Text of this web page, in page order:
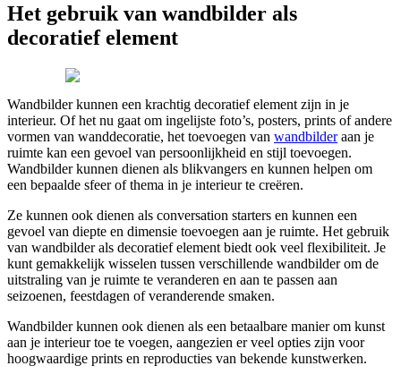
Het gebruik van wandbilder als
decoratief element
Wandbilder kunnen een krachtig decoratief element zijn in je
interieur. Of het nu gaat om ingelijste foto’s, posters, prints of andere
vormen van wanddecoratie, het toevoegen van wandbilderaan je
ruimte kan een gevoel van persoonlijkheid en stijl toevoegen.
Wandbilder kunnen dienen als blikvangers en kunnen helpen om
een bepaalde sfeer of thema in je interieur te creëren.
Ze kunnen ook dienen als conversation starters en kunnen een
gevoel van diepte en dimensie toevoegen aan je ruimte. Het gebruik
van wandbilder als decoratief element biedt ook veel flexibiliteit. Je
kunt gemakkelijk wisselen tussen verschillende wandbilder om de
uitstraling van je ruimte te veranderen en aan te passen aan
seizoenen, feestdagen of veranderende smaken.
Wandbilder kunnen ook dienen als een betaalbare manier om kunst
aan je interieur toe te voegen, aangezien er veel opties zijn voor
hoogwaardige prints en reproducties van bekende kunstwerken.